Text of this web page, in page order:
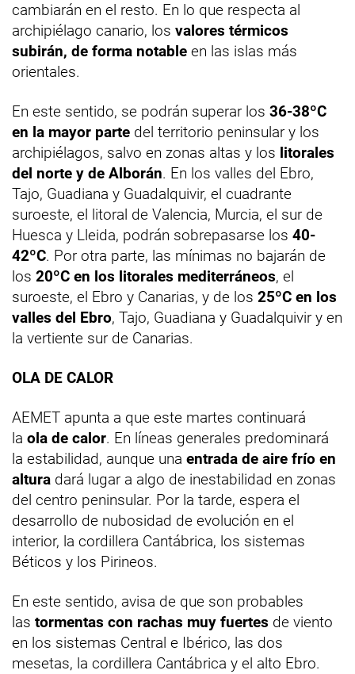
cambiarán en el resto. En lo que respecta al
archipiélago canario, los valores térmicos
subirán, de forma notable en las islas más
orientales.
En este sentido, se podrán superar los 36-38ºC
en la mayor parte del territorio peninsular y los
archipiélagos, salvo en zonas altas y los litorales
del norte y de Alborán. En los valles del Ebro,
Tajo, Guadiana y Guadalquivir, el cuadrante
suroeste, el litoral de Valencia, Murcia, el sur de
Huesca y Lleida, podrán sobrepasarse los 40-
42ºC. Por otra parte, las mínimas no bajarán de
los 20ºC en los litorales mediterráneos, el
suroeste, el Ebro y Canarias, y de los 25ºC en los
valles del Ebro, Tajo, Guadiana y Guadalquivir y en
la vertiente sur de Canarias.
OLA DE CALOR
AEMET apunta a que este martes continuará
la ola de calor. En líneas generales predominará
la estabilidad, aunque una entrada de aire frío en
altura dará lugar a algo de inestabilidad en zonas
del centro peninsular. Por la tarde, espera el
desarrollo de nubosidad de evolución en el
interior, la cordillera Cantábrica, los sistemas
Béticos y los Pirineos.
En este sentido, avisa de que son probables
las tormentas con rachas muy fuertes de viento
en los sistemas Central e Ibérico, las dos
mesetas, la cordillera Cantábrica y el alto Ebro.